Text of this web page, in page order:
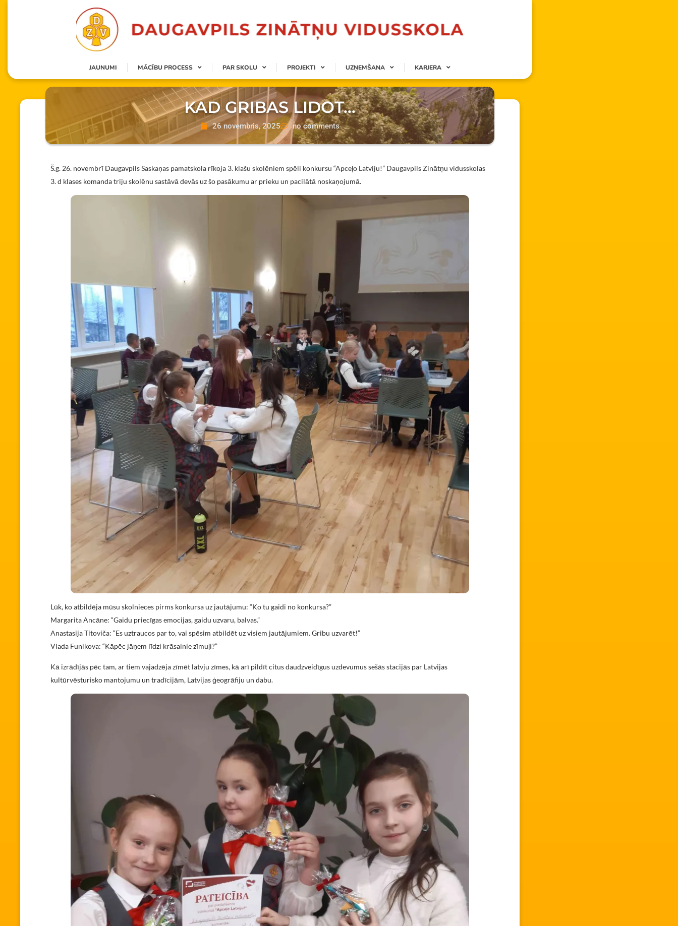
JAUNUMI MĀCĪBU PROCESS PAR SKOLU PROJEKTI UZŅEMŠANA KARJERA
KAD GRIBAS LIDOT…
26 novembris, 2025 no comments
Š.g. 26. novembrī Daugavpils Saskaņas pamatskola rīkoja 3. klašu skolēniem spēli konkursu “Apceļo Latviju!” Daugavpils Zinātņu vidusskolas
3. d klases komanda triju skolēnu sastāvā devās uz šo pasākumu ar prieku un pacilātā noskaņojumā.
Lūk, ko atbildēja mūsu skolnieces pirms konkursa uz jautājumu: “Ko tu gaidi no konkursa?”
Margarita Ancāne: “Gaidu priecīgas emocijas, gaidu uzvaru, balvas.”
Anastasija Titoviča: “Es uztraucos par to, vai spēsim atbildēt uz visiem jautājumiem. Gribu uzvarēt!”
Vlada Funikova: “Kāpēc jāņem līdzi krāsainie zīmuļi?”
Kā izrādījās pēc tam, ar tiem vajadzēja zīmēt latvju zīmes, kā arī pildīt citus daudzveidīgus uzdevumus sešās stacijās par Latvijas
kultūrvēsturisko mantojumu un tradīcijām, Latvijas ģeogrāfiju un dabu.